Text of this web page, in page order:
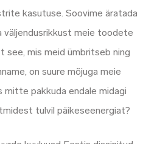
kasutuse. Soovime äratada
väljendusrikkust meie toodete
see, mis meid ümbritseb ning
on suure mõjuga meie
mitte pakkuda endale midagi
tulvil päikeseenergiat?